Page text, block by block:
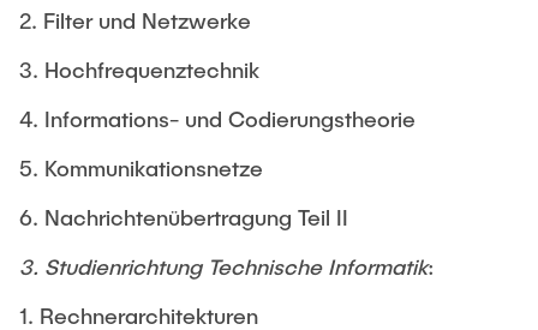
2. Filter und Netzwerke
3. Hochfrequenztechnik
4. Informations- und Codierungstheorie
5. Kommunikationsnetze
6. Nachrichtenübertragung Teil II
3. Studienrichtung Technische Informatik:
1. Rechnerarchitekturen